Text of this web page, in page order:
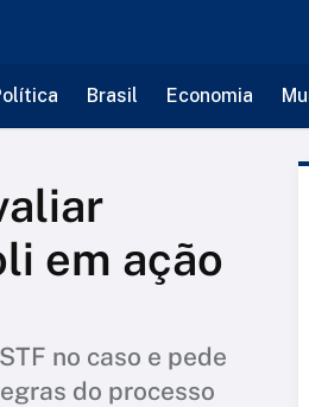
Brasil Economia
em ação
no caso e pede
do processo